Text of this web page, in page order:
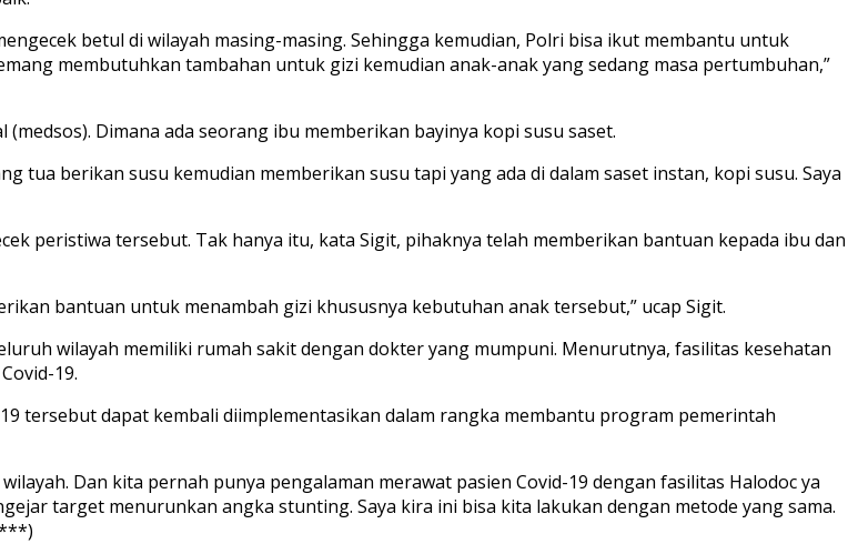
betul di wilayah masing-masing. Sehingga kemudian, Polri bisa ikut membantu untuk
membutuhkan tambahan untuk gizi kemudian anak-anak yang sedang masa pertumbuhan,”
Dimana ada seorang ibu memberikan bayinya kopi susu saset.
tua berikan susu kemudian memberikan susu tapi yang ada di dalam saset instan, kopi susu. Saya
peristiwa tersebut. Tak hanya itu, kata Sigit, pihaknya telah memberikan bantuan kepada ibu dan
bantuan untuk menambah gizi khususnya kebutuhan anak tersebut,” ucap Sigit.
wilayah memiliki rumah sakit dengan dokter yang mumpuni. Menurutnya, fasilitas kesehatan
19.
tersebut dapat kembali diimplementasikan dalam rangka membantu program pemerintah
Dan kita pernah punya pengalaman merawat pasien Covid-19 dengan fasilitas Halodoc ya
target menurunkan angka stunting. Saya kira ini bisa kita lakukan dengan metode yang sama.